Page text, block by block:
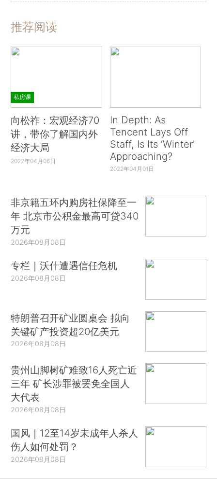
推荐阅读
私房课
向松祚：宏观经济70
讲，带你了解国内外
经济大局
2022年04月06日
In Depth: As
Tencent Lays Off
Staff, Is Its ‘Winter’
Approaching?
2022年04月01日
非京籍五环内购房社保降至一
年 北京市公积金最高可贷340
万元
2026年08月08日
专栏｜沃什遭遇信任危机
2026年08月08日
特朗普召开矿业圆桌会 拟向
关键矿产投资超20亿美元
2026年08月08日
贵州山脚树矿难致16人死亡近
三年 矿长涉罪被罢免全国人
大代表
2026年08月08日
国风｜12至14岁未成年人杀人
伤人如何处罚？
2026年08月08日